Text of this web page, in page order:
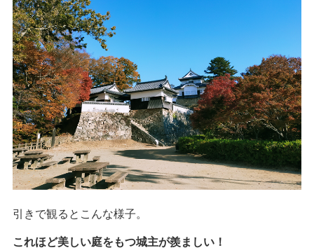
引きで観るとこんな様子。
これほど美しい庭をもつ城主が羨ましい！